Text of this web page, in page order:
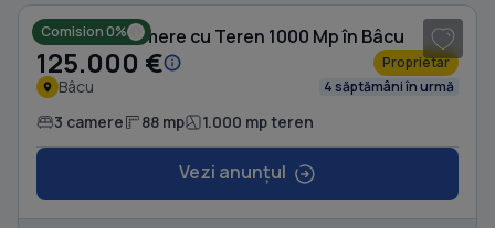
Comision 0%
Casă cu 3 camere cu Teren 1000 Mp în Bâcu
125.000 € Proprietar
Bâcu 4 săptămâni în urmă
3 camere 88 mp 1.000 mp teren
Vezi anunțul